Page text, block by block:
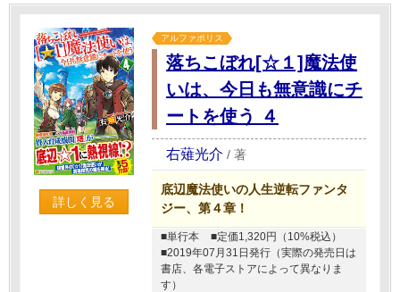
詳しく見る
アルファポリス
落ちこぼれ[☆１]魔法使
いは、今日も無意識にチ
ートを使う ４
右薙光介 / 著
底辺魔法使いの人生逆転ファンタ
ジー、第４章！
■単行本
■定価1,320円（10%税込）
■2019年07月31日発行（実際の発売日は
書店、各電子ストアによって異なりま
す）